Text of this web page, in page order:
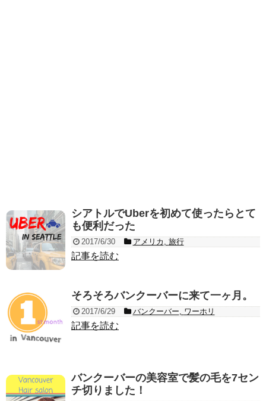
シアトルでUberを初めて使ったらとて
も便利だった
2017/6/30 アメリカ , 旅行
記事を読む
そろそろバンクーバーに来て一ヶ月。
2017/6/29 バンクーバー, ワーホリ
記事を読む
バンクーバーの美容室で髪の毛を7セン
チ切りました！